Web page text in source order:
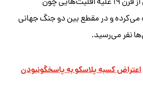
می‌کرده و در مقطع بین دو جنگ جهانی
نفر می‌رسید.
اعتراض کسبه پلاسکو به پاسخگونبودن